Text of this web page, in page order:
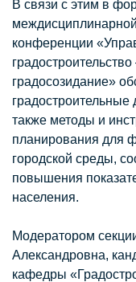
В связи с этим в
конференции
градосозидание»
градостроительные
также методы и
планирования для
городской среды,
повышения
населения.
Модератором
Александровна,
кафедры